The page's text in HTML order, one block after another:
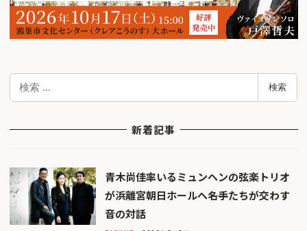
検
検索
新着記事
青木尚佳率いるミュンヘンの弦楽トリオ
が浜離宮朝日ホールへ――名手たちが交わす
音の対話